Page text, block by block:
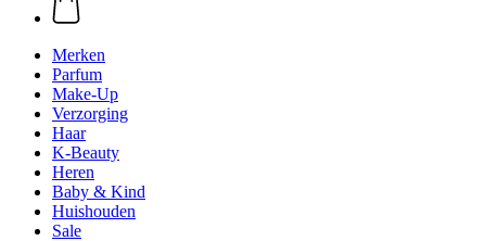
Merken
Parfum
Make-Up
Verzorging
Haar
K-Beauty
Heren
Baby & Kind
Huishouden
Sale